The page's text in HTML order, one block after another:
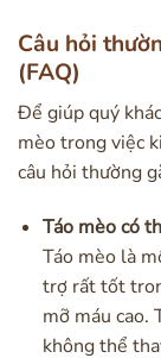
Câu hỏi
(FAQ)
Để giúp quý
mèo trong việc
câu hỏi thường
Táo mèo có
Táo mèo là
trợ rất tốt
mỡ máu cao.
không thể